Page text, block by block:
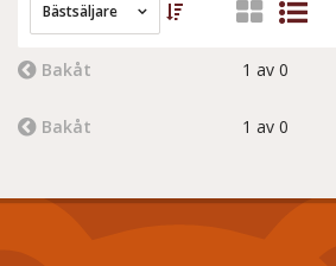
Bästsäljare
Bakåt 1 av 0
Bakåt 1 av 0